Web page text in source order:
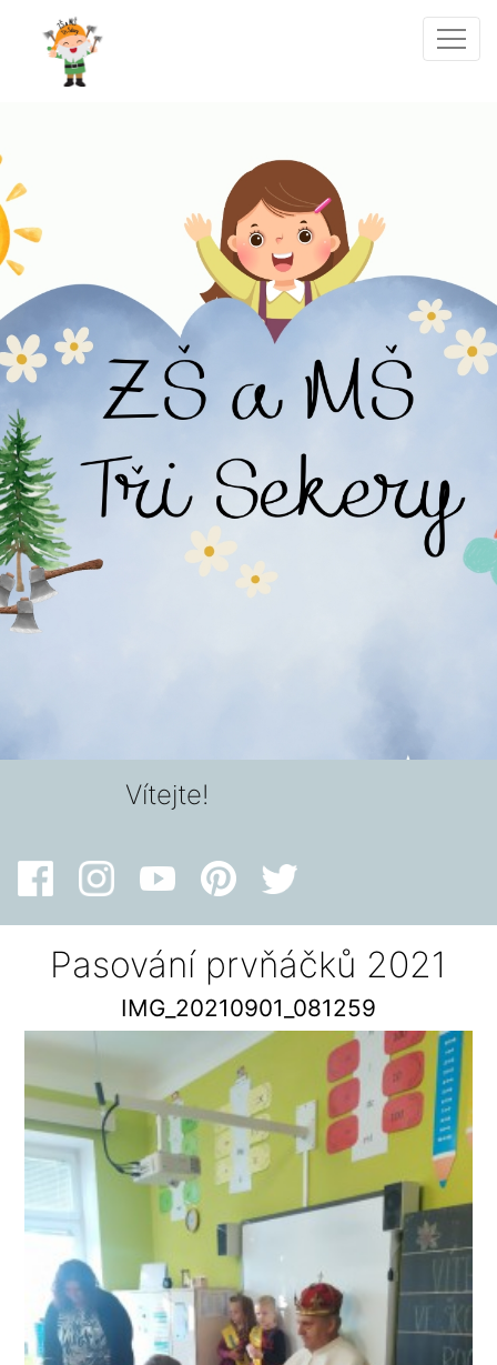
Vítejte!
Pasování prvňáčků 2021
IMG_20210901_081259